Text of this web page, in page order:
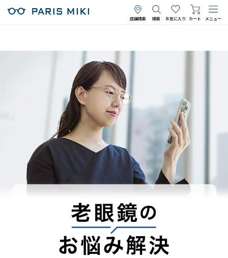
店舗検索 検索 お気に入り カート メニュー